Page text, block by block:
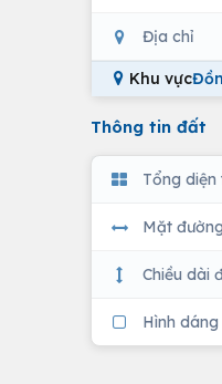
Địa chỉ
Khu vực
Thông tin đất
Tổng diện
Mặt đường
Chiều dài
Hình dáng